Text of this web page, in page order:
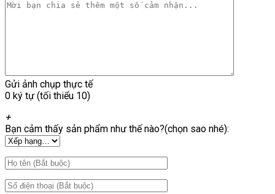
Gửi ảnh chụp thực tế
0 ký tự (tối thiểu 10)
+
Bạn cảm thấy sản phẩm như thế nào?(chọn sao nhé):